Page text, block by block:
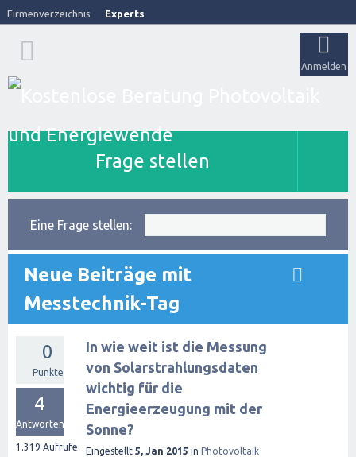
Firmenverzeichnis Experts
Anmelden
Frage stellen
Eine Frage stellen:
Neue Beiträge mit
Messtechnik-Tag
0
Punkte
4
Antworten
1.319 Aufrufe
In wie weit ist die Messung
von Solarstrahlungsdaten
wichtig für die
Energieerzeugung mit der
Sonne?
Eingestellt 5, Jan 2015 in Photovoltaik